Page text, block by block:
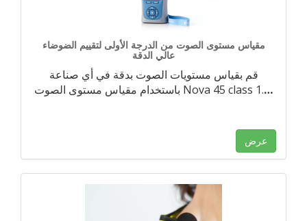
مقياس مستوى الصوت من الدرجة الأولى لتقييم الضوضاء
عالي الدقة
قم بقياس مستويات الصوت بدقة في أي صناعة
باستخدام مقياس مستوى الصوت Nova 45 class 1.…
عرض